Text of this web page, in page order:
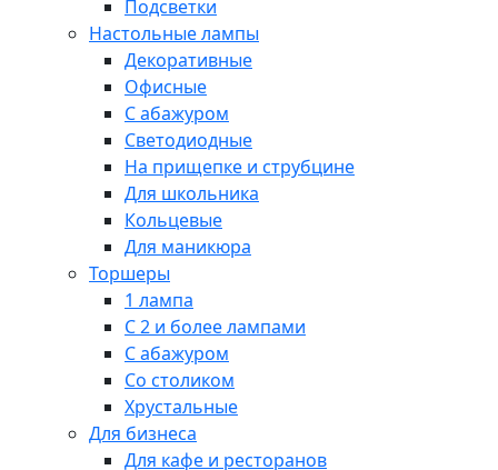
Подсветки
Настольные лампы
Декоративные
Офисные
С абажуром
Светодиодные
На прищепке и струбцине
Для школьника
Кольцевые
Для маникюра
Торшеры
1 лампа
С 2 и более лампами
С абажуром
Со столиком
Хрустальные
Для бизнеса
Для кафе и ресторанов